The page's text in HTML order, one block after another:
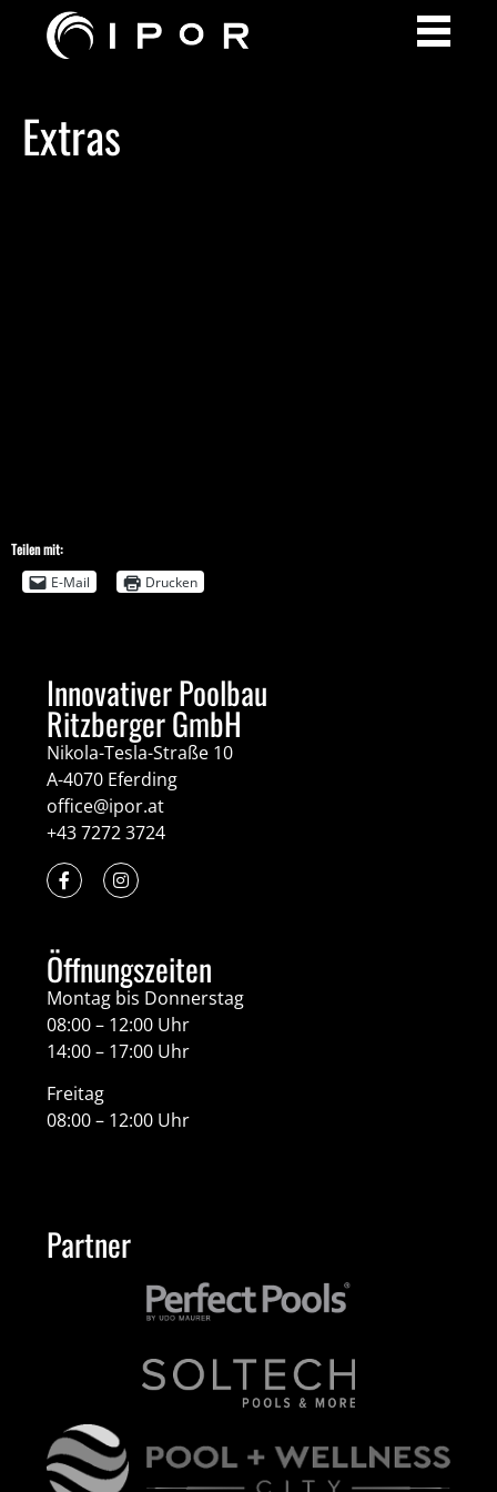
Extras
Teilen mit:
E-Mail
Drucken
Innovativer Poolbau
Ritzberger GmbH
Nikola-Tesla-Straße 10
A-4070 Eferding
office@ipor.at
+43 7272 3724
Öffnungszeiten
Montag bis Donnerstag
08:00 – 12:00 Uhr
14:00 – 17:00 Uhr
Freitag
08:00 – 12:00 Uhr
Partner